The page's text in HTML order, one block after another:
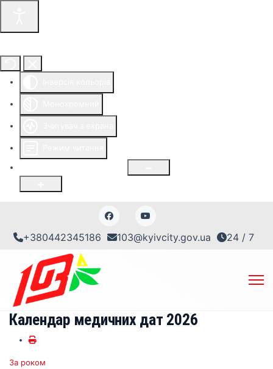
+380442345186 103@kyivcity.gov.ua 24 / 7
Календар медичних дат 2026
За роком